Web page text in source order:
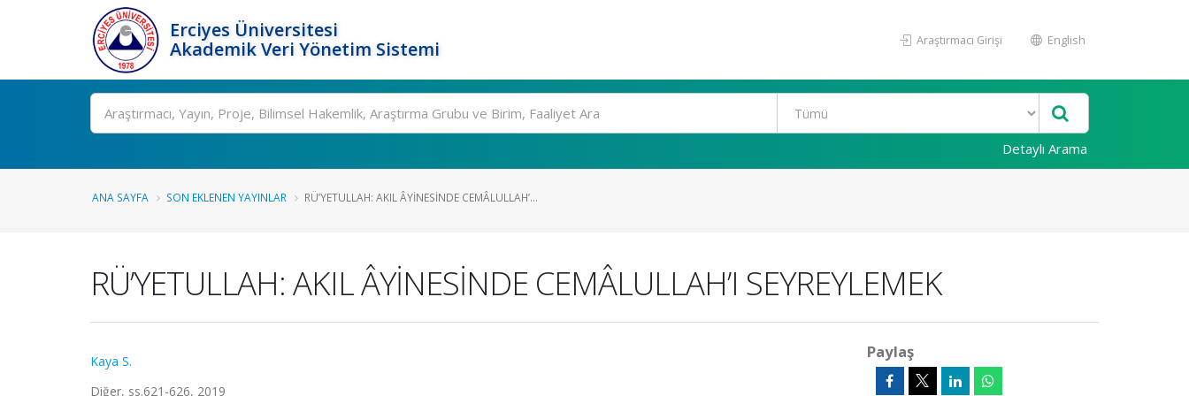
Erciyes Üniversitesi
Akademik Veri Yönetim Sistemi
Araştırmacı Girişi English
Ara
Detaylı Arama
ANA SAYFA SON EKLENEN YAYINLAR RÜ’YETULLAH: AKIL ÂYİNESİNDE CEMÂLULLAH’...
RÜ’YETULLAH: AKIL ÂYİNESİNDE CEMÂLULLAH’I SEYREYLEMEK
Kaya S.
Diğer, ss.621-626, 2019
Paylaş